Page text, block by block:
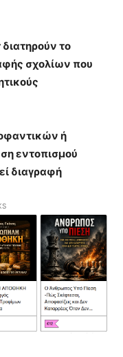
το
σχολίων που
ή
εντοπισμού
διαγραφή